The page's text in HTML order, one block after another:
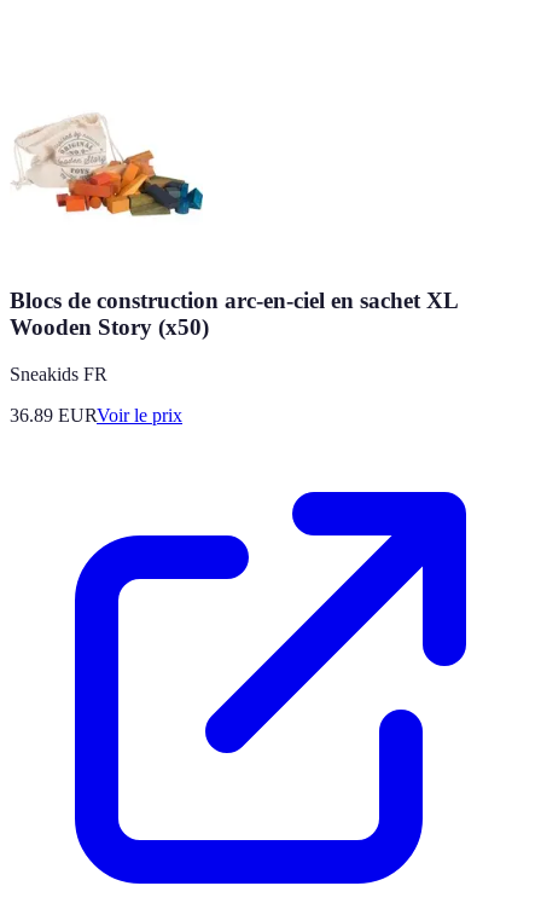
Blocs de construction arc-en-ciel en sachet XL
Wooden Story (x50)
Sneakids FR
36.89 EURVoir le prix